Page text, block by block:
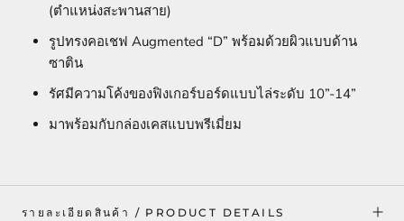
(ตำแหน่งสะพานสาย)
รูปทรงคอเชฟ Augmented “D” พร้อมด้วยผิวแบบด้าน
ซาติน
รัศมีความโค้งของฟิงเกอร์บอร์ดแบบไล่ระดับ 10”-14”
มาพร้อมกับกล่องเคสแบบพรีเมี่ยม
รายละเอียดสินค้า / PRODUCT DETAILS